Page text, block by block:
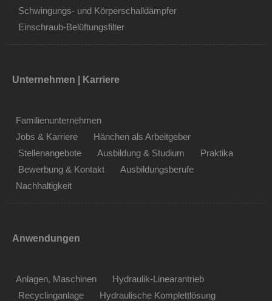
Schwingungs- und Körperschalldämpfer
Einschraub-Belüftungsfilter
Unternehmen | Karriere
Familienunternehmen
Jobs & Karriere
Hänchen als Arbeitgeber
Stellenangebote
Ausbildung & Studium
Praktika
Bewerbung & Kontakt
Ausbildungsberufe
Nachhaltigkeit
Anwendungen
Anlagen, Maschinen
Hydraulik-Linearantrieb
Recyclinganlage
Hydraulische Komplettlösung